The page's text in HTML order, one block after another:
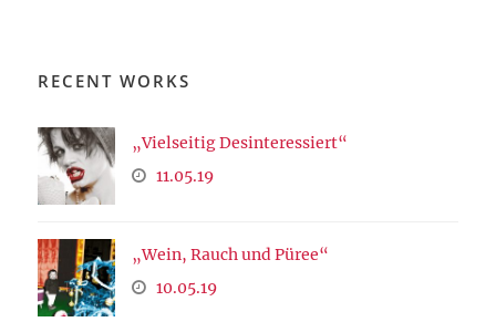
RECENT WORKS
„Vielseitig Desinteressiert“
11.05.19
„Wein, Rauch und Püree“
10.05.19